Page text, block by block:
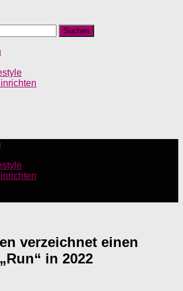
verzeichnet einen
in 2022